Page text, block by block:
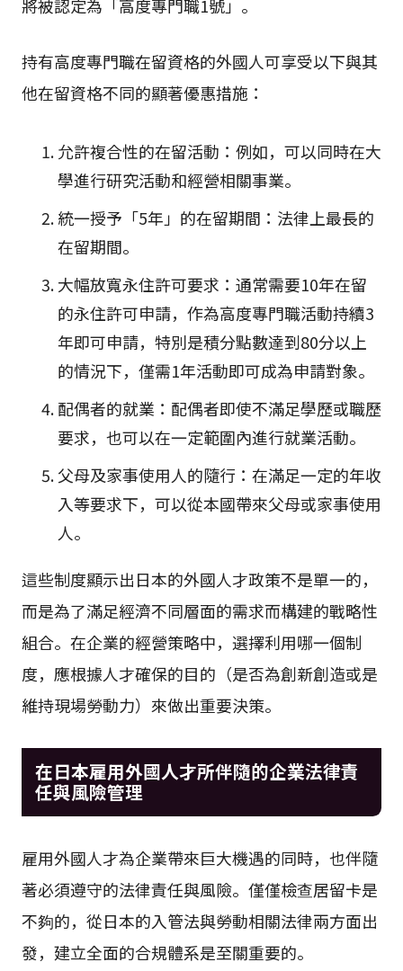
將被認定為「高度專門職1號」。
持有高度專門職在留資格的外國人可享受以下與其
他在留資格不同的顯著優惠措施：
允許複合性的在留活動：例如，可以同時在大
學進行研究活動和經營相關事業。
統一授予「5年」的在留期間：法律上最長的
在留期間。
大幅放寬永住許可要求：通常需要10年在留
的永住許可申請，作為高度專門職活動持續3
年即可申請，特別是積分點數達到80分以上
的情況下，僅需1年活動即可成為申請對象。
配偶者的就業：配偶者即使不滿足學歷或職歷
要求，也可以在一定範圍內進行就業活動。
父母及家事使用人的隨行：在滿足一定的年收
入等要求下，可以從本國帶來父母或家事使用
人。
這些制度顯示出日本的外國人才政策不是單一的，
而是為了滿足經濟不同層面的需求而構建的戰略性
組合。在企業的經營策略中，選擇利用哪一個制
度，應根據人才確保的目的（是否為創新創造或是
維持現場勞動力）來做出重要決策。
在日本雇用外國人才所伴隨的企業法律責
任與風險管理
雇用外國人才為企業帶來巨大機遇的同時，也伴隨
著必須遵守的法律責任與風險。僅僅檢查居留卡是
不夠的，從日本的入管法與勞動相關法律兩方面出
發，建立全面的合規體系是至關重要的。